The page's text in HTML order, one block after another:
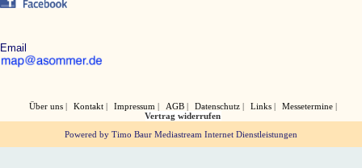
Email
Über uns Kontakt Impressum AGB Datenschutz Links
Messetermine
Vertrag widerrufen
Powered by Timo Baur Mediastream Internet Dienstleistungen